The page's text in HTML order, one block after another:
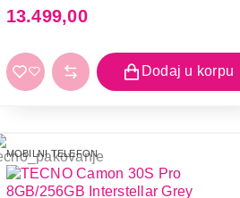
13.499,00
MOBILNI TELEFON